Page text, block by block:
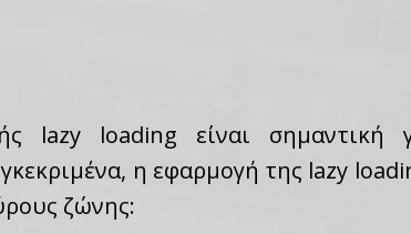
lazy loading είναι σημαντική
η εφαρμογή της lazy
ζώνης: